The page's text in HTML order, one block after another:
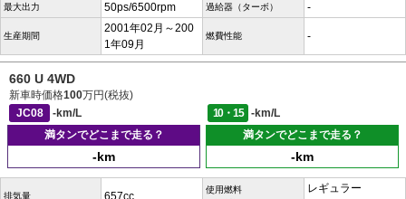
最大出力 50ps/6500rpm 過給器（ターボ） -
生産期間
2001年02月～200
1年09月
燃費性能 -
660 U 4WD
新車時価格100万円(税抜)
JC08
-km/L 10・15
-km/L
満タンでどこまで走る？
-km
満タンでどこまで走る？
-km
排気量
使用燃料
レギュラー